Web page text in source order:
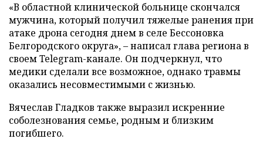
«В областной клинической больнице скончался
мужчина, который получил тяжелые ранения при
атаке дрона сегодня днем в селе Бессоновка
Белгородского округа», – написал глава региона в
своем Telegram-канале. Он подчеркнул, что
медики сделали все возможное, однако травмы
оказались несовместимыми с жизнью.
Вячеслав Гладков также выразил искренние
соболезнования семье, родным и близким
погибшего.